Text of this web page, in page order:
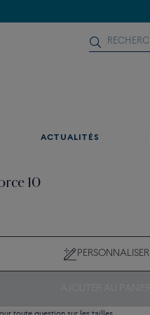
ACTUALITÉS
10
PERSONNALISER